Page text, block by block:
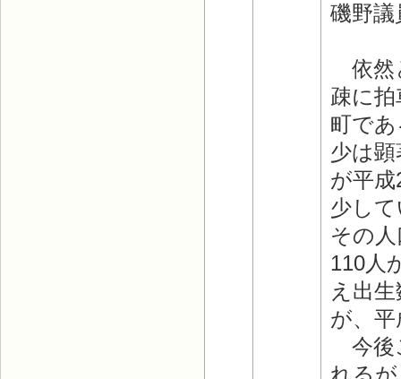
磯野
依然
疎に
町で
少は
が平
少し
その
110人
え出
が、
今後
れる